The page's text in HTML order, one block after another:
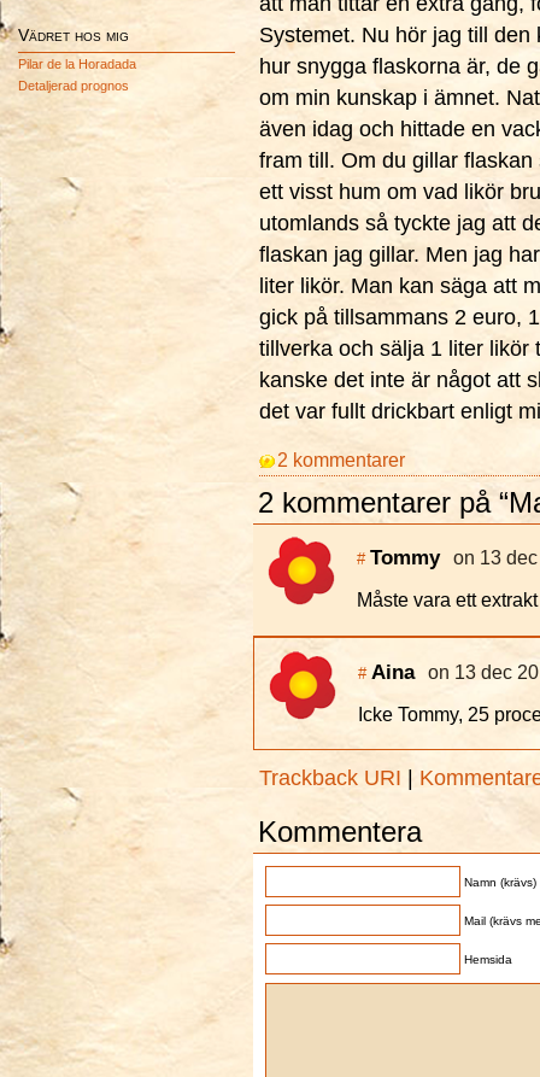
Vädret hos mig
Pilar de la Horadada
Detaljerad prognos
Systemet. Nu hör jag till
hur snygga flaskorna är, de
om min kunskap i ämnet.
även idag och hittade en
fram till. Om du gillar
ett visst hum om vad likör
utomlands så tyckte jag att
flaskan jag gillar. Men jag
liter likör. Man kan säga att
gick på tillsammans 2 euro,
tillverka och sälja 1 liter likör
kanske det inte är något att
det var fullt drickbart enligt
2 kommentarer
2 kommentarer på
# Tommy on 13
Måste vara ett
# Aina on 13 dec
Icke Tommy, 25
Trackback URI
Kommentera
Namn (krävs)
Mail (krävs
Hemsida